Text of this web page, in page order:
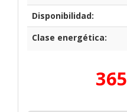
Disponibilidad:
Clase energética: